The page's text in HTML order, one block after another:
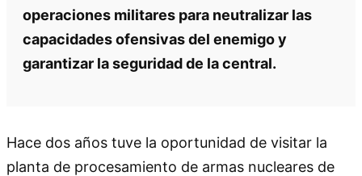
operaciones militares para neutralizar las
capacidades ofensivas del enemigo y
garantizar la seguridad de la central.
Hace dos años tuve la oportunidad de visitar la
planta de procesamiento de armas nucleares de